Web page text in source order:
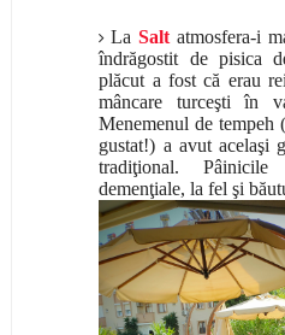
LaSalt atmosfera-i
îndrăgostit de pisica
plăcut a fost că erau
mâncare turceşti în
Menemenul de tempeh
gustat!) a avut acelaşi
tradiţional.
demenţiale, la fel şi